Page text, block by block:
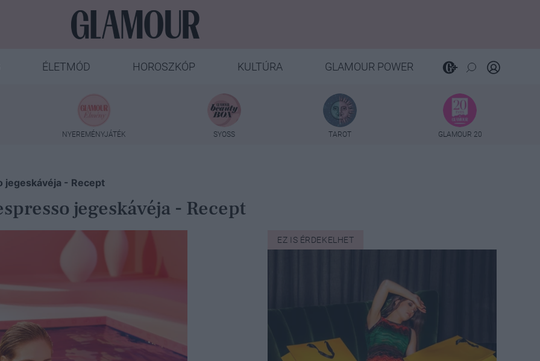
ÉLETMÓD HOROSZKÓP KULTÚRA GLAMOUR POWER
NYEREMÉNYJÁTÉK SYOSS TAROT GLAMOUR 20
jegeskávéja - Recept
jegeskávéja - Recept
EZ IS ÉRDEKELHET